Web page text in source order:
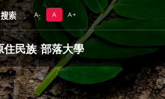
搜索 A- A A+